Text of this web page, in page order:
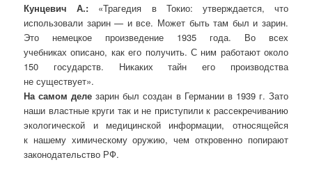
Кунцевич А.: «Трагедия в Токио: утверждается, что
использовали зарин — и все. Может быть там был и зарин.
Это немецкое произведение 1935 года. Во всех
учебниках описано, как его получить. С ним работают около
150 государств. Никаких тайн его производства
не существует».
На самом деле зарин был создан в Германии в 1939 г. Зато
наши властные круги так и не приступили к рассекречиванию
экологической и медицинской информации, относящейся
к нашему химическому оружию, чем откровенно попирают
законодательство РФ.